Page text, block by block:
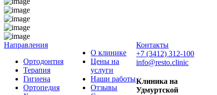
Направления
Ортодонтия
Терапия
Гигиена
Ортопедия
О клинике
Цены на
услуги
Наши работы
Отзывы
Контакты
+7 (3412) 312-100
info@resto.clinic
Клиника на
Удмуртской